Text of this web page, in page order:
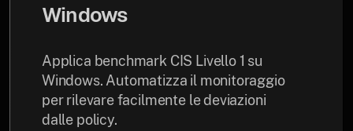
Windows
Applica benchmark CIS Livello 1 su
Windows. Automatizza il monitoraggio
per rilevare facilmente le deviazioni
dalle policy.